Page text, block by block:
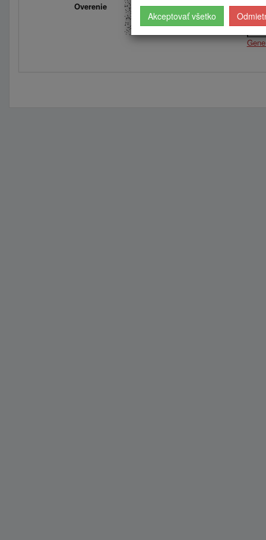
Overenie
Akceptovať všetko